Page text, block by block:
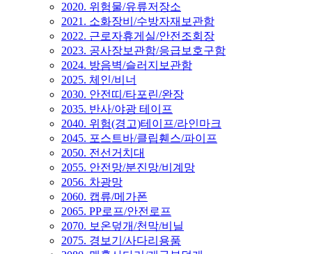
2020. 위험물/유류저장소
2021. 소화장비/수방자재보관함
2022. 근로자휴게실/안전조회장
2023. 공사장보관함/응급보호구함
2024. 방음벽/슬러지보관함
2025. 체인/비너
2030. 안전띠/타포린/완장
2035. 반사/야광 테이프
2040. 위험(경고)테이프/라인마크
2045. 포스트바/클립휀스/파이프
2050. 전선거치대
2055. 안전망/분진망/비계망
2056. 차광망
2060. 캡류/메가폰
2065. PP로프/안전로프
2070. 보온덮개/천막/비닐
2075. 경보기/사다리용품